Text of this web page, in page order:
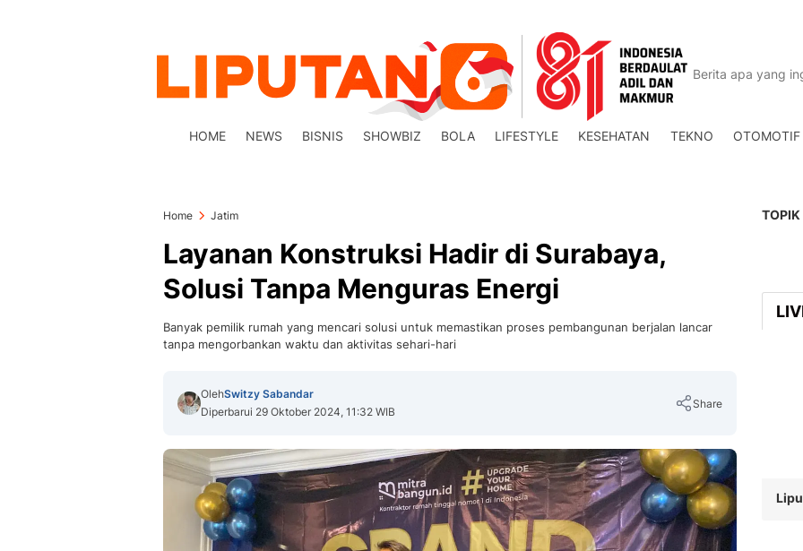
HOME NEWS BISNIS SHOWBIZ BOLA LIFESTYLE KESEHATAN TEKNO OTOMOTIF
Home Jatim
Layanan Konstruksi Hadir di Surabaya,
Solusi Tanpa Menguras Energi
Banyak pemilik rumah yang mencari solusi untuk memastikan proses pembangunan berjalan lancar
tanpa mengorbankan waktu dan aktivitas sehari-hari
OlehSwitzy Sabandar
Diperbarui 29 Oktober 2024, 11:32 WIB
Share
Copy Link
TOPIK